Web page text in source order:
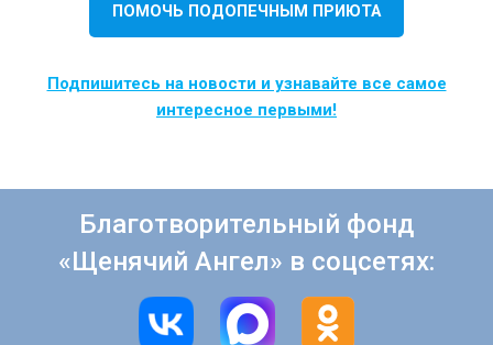
ПОМОЧЬ ПОДОПЕЧНЫМ ПРИЮТА
Подпишитесь на новости и узнавайте все самое
интересное первыми!
Благотворительный фонд
«Щенячий Ангел» в соцсетях: